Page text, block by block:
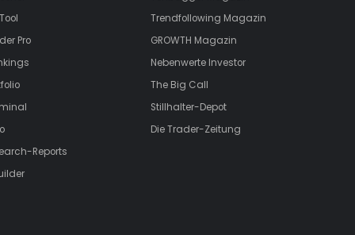
Pro
Reports
Trendfollowing Magazin
GROWTH Magazin
Nebenwerte Investor
The Big Call
Stillhalter-Depot
Die Trader-Zeitung